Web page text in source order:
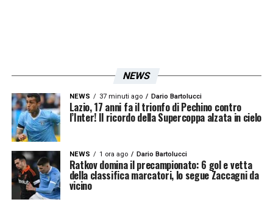
NEWS
NEWS 37 minuti ago Dario Bartolucci
Lazio, 17 anni fa il trionfo di Pechino contro
l’Inter! Il ricordo della Supercoppa alzata in cielo
NEWS 1 ora ago Dario Bartolucci
Ratkov domina il precampionato: 6 gol e vetta
della classifica marcatori, lo segue Zaccagni da
vicino